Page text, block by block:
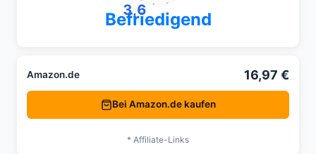
3,6
Befriedigend
Amazon.de 16,97 €
Bei Amazon.de kaufen
* Affiliate-Links